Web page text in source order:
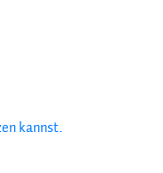
kannst.